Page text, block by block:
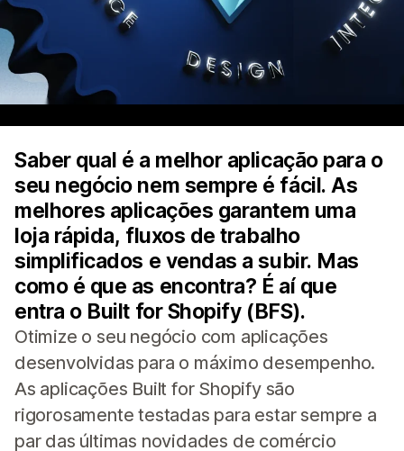
Saber qual é a melhor aplicação para o
seu negócio nem sempre é fácil. As
melhores aplicações garantem uma
loja rápida, fluxos de trabalho
simplificados e vendas a subir. Mas
como é que as encontra? É aí que
entra o Built for Shopify (BFS).
Otimize o seu negócio com aplicações
desenvolvidas para o máximo desempenho.
As aplicações Built for Shopify são
rigorosamente testadas para estar sempre a
par das últimas novidades de comércio